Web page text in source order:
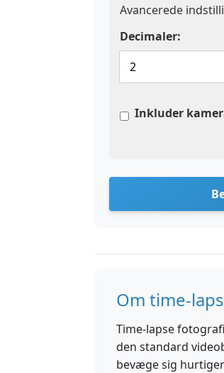
Avancerede
Decimaler:
Inkluder
Om time-
Time-lapse
den standard
bevæge sig